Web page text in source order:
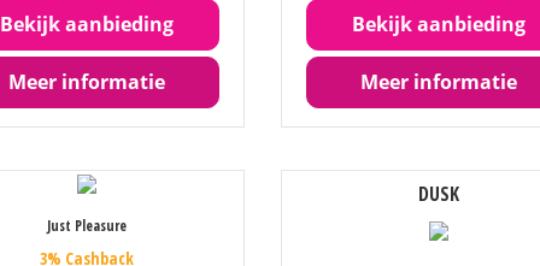
Bekijk aanbieding
Meer informatie
Bekijk aanbieding
Meer informatie
Just Pleasure
3% Cashback
DUSK